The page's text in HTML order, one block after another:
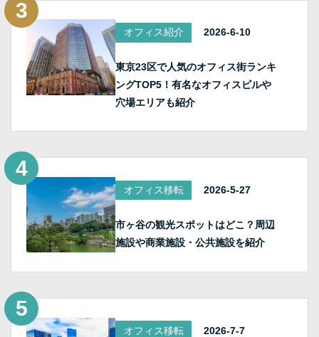
オフィス紹介 2026-6-10
東京23区で人気のオフィス街ランキ
ングTOP5！有名なオフィスビルや
穴場エリアも紹介
オフィス移転 2026-5-27
市ヶ谷の観光スポットはどこ？周辺
施設や商業施設・公共施設を紹介
オフィス移転 2026-7-7